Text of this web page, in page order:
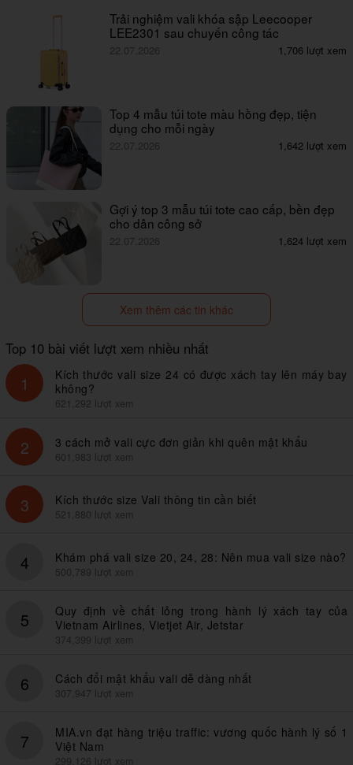
Trải nghiệm vali khóa sập Leecooper
LEE2301 sau chuyến công tác
22.07.2026 1,706 lượt xem
Top 4 mẫu túi tote màu hồng đẹp, tiện
dụng cho mỗi ngày
22.07.2026 1,642 lượt xem
Gợi ý top 3 mẫu túi tote cao cấp, bền đẹp
cho dân công sở
22.07.2026 1,624 lượt xem
Xem thêm các tin khác
Top 10 bài viết lượt xem nhiều nhất
1
Kích thước vali size 24 có được xách tay lên máy bay
không?
621,292 lượt xem
2 3 cách mở vali cực đơn giản khi quên mật khẩu
601,983 lượt xem
3 Kích thước size Vali thông tin cần biết
521,880 lượt xem
4 Khám phá vali size 20, 24, 28: Nên mua vali size nào?
500,789 lượt xem
5
Quy định về chất lỏng trong hành lý xách tay của
Vietnam Airlines, Vietjet Air, Jetstar
374,399 lượt xem
6 Cách đổi mật khẩu vali dễ dàng nhất
307,947 lượt xem
7
MIA.vn đạt hàng triệu traffic: vương quốc hành lý số 1
Việt Nam
299,126 lượt xem